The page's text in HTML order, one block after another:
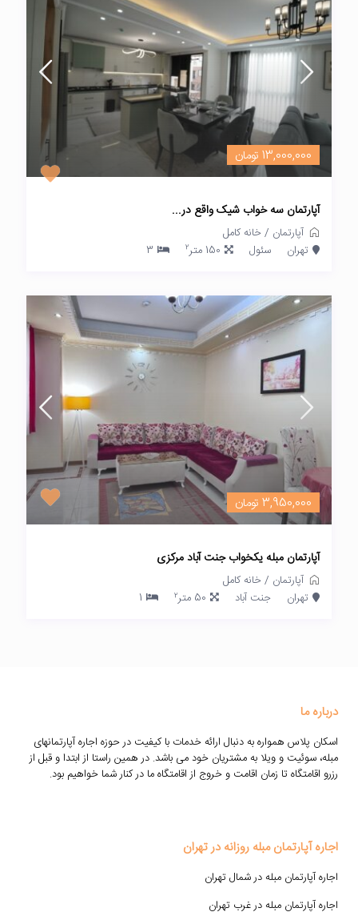
13,000,000 تومان
آپارتمان سه خواب شیک واقع در...
آپارتمان /خانه کامل
تهران
سئول 150 متر 2
3
3,950,000 تومان
آپارتمان مبله یکخواب جنت آباد مرکزی
آپارتمان /خانه کامل
تهران
جنت آباد 50 متر 2
1
درباره ما
اسکان پلاس همواره به دنبال ارائه خدمات با کیفیت در حوزه اجاره آپارتمانهای
مبله، سوئیت و ویلا به مشتریان خود می باشد. در همین راستا از ابتدا و قبل از
رزرو اقامتگاه تا زمان اقامت و خروج از اقامتگاه ما در کنار شما خواهیم بود.
اجاره آپارتمان مبله روزانه در تهران
اجاره آپارتمان مبله در شمال تهران
اجاره آپارتمان مبله در غرب تهران